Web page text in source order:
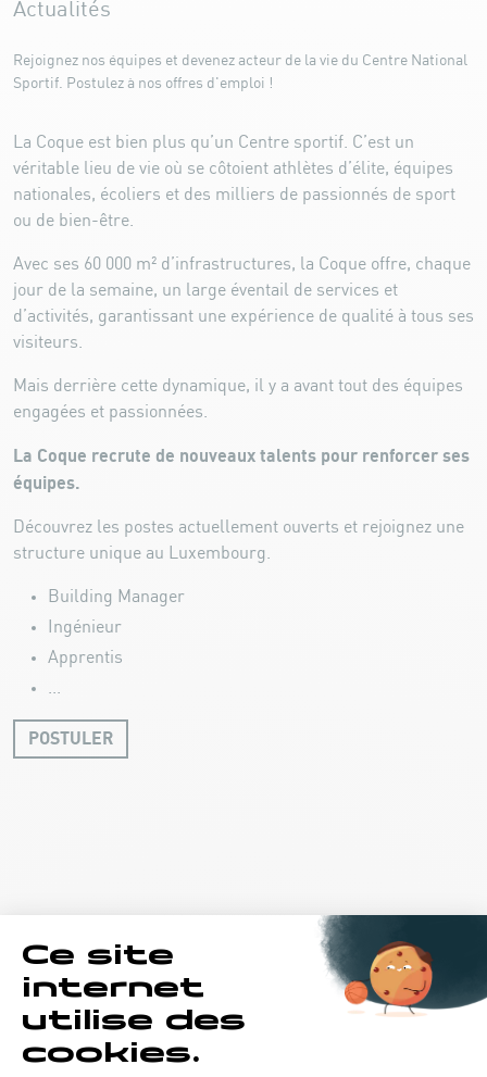
Actualités
Rejoignez nos équipes et devenez acteur de la vie du Centre National
Sportif. Postulez à nos offres d'emploi !
La Coque est bien plus qu’un Centre sportif. C’est un
véritable lieu de vie où se côtoient athlètes d’élite, équipes
nationales, écoliers et des milliers de passionnés de sport
ou de bien-être.
Avec ses 60 000 m² d’infrastructures, la Coque offre, chaque
jour de la semaine, un large éventail de services et
d’activités, garantissant une expérience de qualité à tous ses
visiteurs.
Mais derrière cette dynamique, il y a avant tout des équipes
engagées et passionnées.
La Coque recrute de nouveaux talents pour renforcer ses
équipes.
Découvrez les postes actuellement ouverts et rejoignez une
structure unique au Luxembourg.
Building Manager
Ingénieur
Apprentis
...
POSTULER